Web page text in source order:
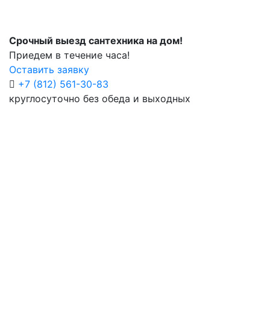
Срочный выезд сантехника на дом!
Приедем в течение часа!
Оставить заявку
+7 (812) 561-30-83
круглосуточно без обеда и выходных